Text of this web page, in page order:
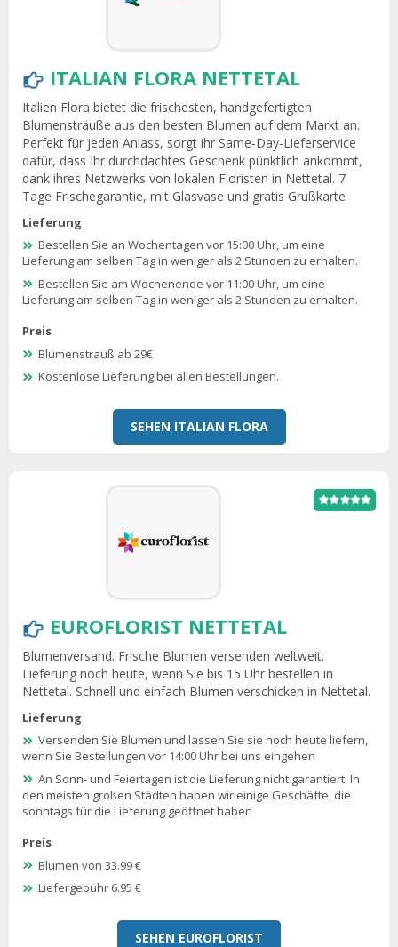
ITALIAN FLORA NETTETAL
Italien Flora bietet die frischesten, handgefertigten
Blumensträuße aus den besten Blumen auf dem Markt an.
Perfekt für jeden Anlass, sorgt ihr Same-Day-Lieferservice
dafür, dass Ihr durchdachtes Geschenk pünktlich ankommt,
dank ihres Netzwerks von lokalen Floristen in Nettetal. 7
Tage Frischegarantie, mit Glasvase und gratis Grußkarte
Lieferung
Bestellen Sie an Wochentagen vor 15:00 Uhr, um eine
Lieferung am selben Tag in weniger als 2 Stunden zu erhalten.
Bestellen Sie am Wochenende vor 11:00 Uhr, um eine
Lieferung am selben Tag in weniger als 2 Stunden zu erhalten.
Preis
Blumenstrauß ab 29€
Kostenlose Lieferung bei allen Bestellungen.
SEHEN ITALIAN FLORA
EUROFLORIST NETTETAL
Blumenversand. Frische Blumen versenden weltweit.
Lieferung noch heute, wenn Sie bis 15 Uhr bestellen in
Nettetal. Schnell und einfach Blumen verschicken in Nettetal.
Lieferung
Versenden Sie Blumen und lassen Sie sie noch heute liefern,
wenn Sie Bestellungen vor 14:00 Uhr bei uns eingehen
An Sonn- und Feiertagen ist die Lieferung nicht garantiert. In
den meisten großen Städten haben wir einige Geschäfte, die
sonntags für die Lieferung geöffnet haben
Preis
Blumen von 33.99 €
Liefergebühr 6.95 €
SEHEN EUROFLORIST